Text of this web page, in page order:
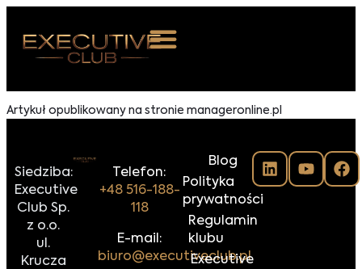
NAS
ROOM
Artykuł opublikowany na stronie manageronline.pl
Siedziba:
Executive
Club Sp.
z o.o.
ul.
Krucza
Telefon:
+48 516-188-
118
E-mail:
biuro@executiveclub.pl
Blog
Polityka
prywatności
Regulamin
klubu
Executive